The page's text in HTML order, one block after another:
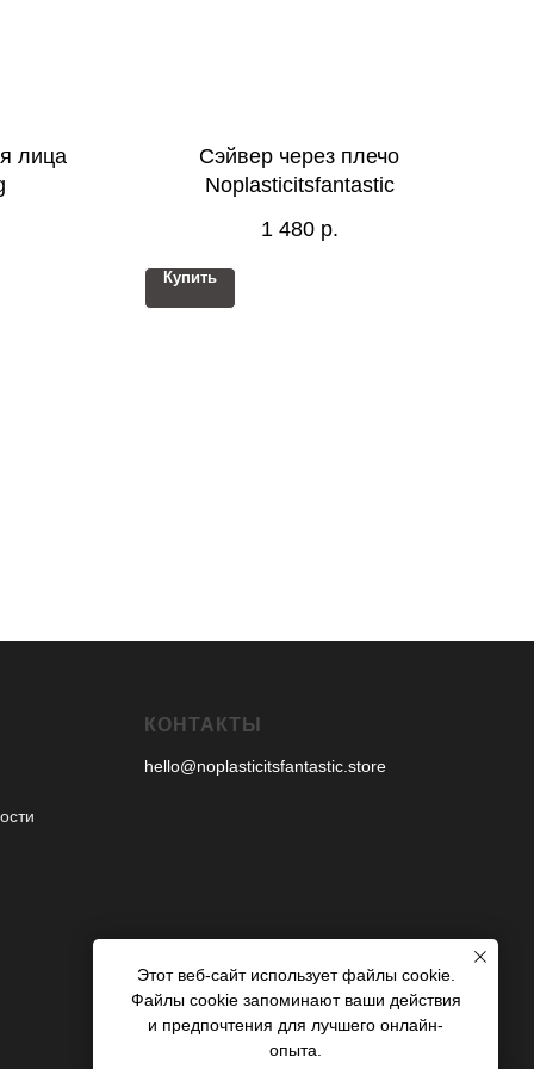
лица
Сэйвер через плечо
Noplasticitsfantastic
1 480 р.
Купить
Этот веб-сайт использует файлы cookie.
Файлы cookie запоминают ваши действия
и предпочтения для лучшего онлайн-
опыта.
КОНТАКТЫ
hello@noplasticitsfantastic.store